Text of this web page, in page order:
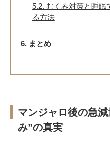
5.2. むくみ対策と睡眠
る方法
6. まとめ
マンジャロ後の急
み”の真実